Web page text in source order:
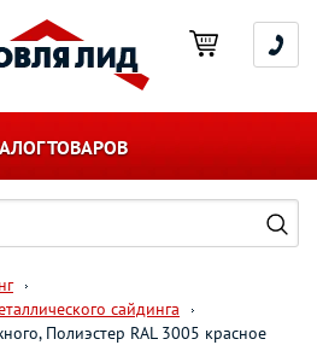
ТОВАРОВ
сайдинга
Полиэстер RAL 3005 красное